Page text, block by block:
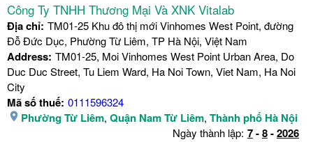
Công Ty TNHH Thương Mại Và XNK Vitalab
Địa chỉ: TM01-25 Khu đô thị mới Vinhomes West Point, đường
Đỗ Đức Dục, Phường Từ Liêm, TP Hà Nội, Việt Nam
Address: TM01-25, Moi Vinhomes West Point Urban Area, Do
Duc Duc Street, Tu Liem Ward, Ha Noi Town, Viet Nam, Ha Noi
City
Mã số thuế: 0111596324
Phường Từ Liêm, Quận Nam Từ Liêm, Thành phố Hà Nội
Ngày thành lập: 7-8-2026